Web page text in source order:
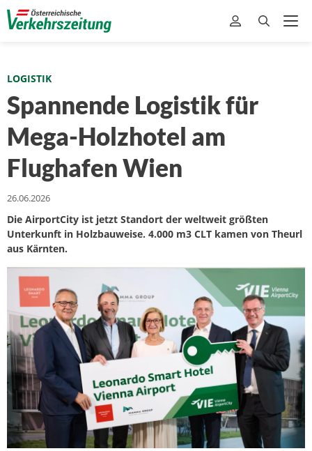
LOGISTIK
Spannende Logistik für
Mega-Holzhotel am
Flughafen Wien
26.06.2026
Die AirportCity ist jetzt Standort der weltweit größten
Unterkunft in Holzbauweise. 4.000 m3 CLT kamen von Theurl
aus Kärnten.